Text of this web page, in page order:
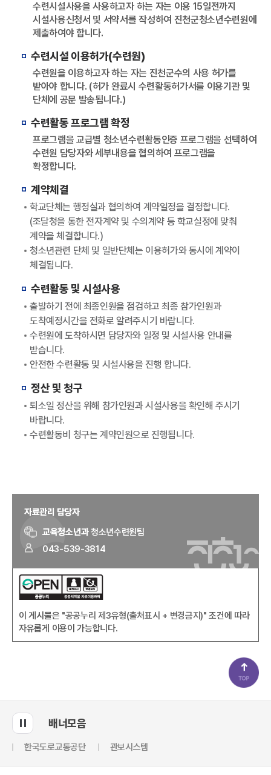
수련시설사용을 사용하고자 하는 자는 이용 15일전까지
시설사용신청서 및 서약서를 작성하여 진천군청소년수련원에
제출하여야 합니다.
수련시설 이용허가(수련원)
수련원을 이용하고자 하는 자는 진천군수의 사용 허가를
받아야 합니다. (허가 완료시 수련활동허가서를 이용기관 및
단체에 공문 발송됩니다.)
수련활동 프로그램 확정
프로그램을 교급별 청소년수련활동인증 프로그램을 선택하여
수련원 담당자와 세부내용을 협의하여 프로그램을
확정합니다.
계약체결
학교단체는 행정실과 협의하여 계약일정을 결정합니다.
(조달청을 통한 전자계약 및 수의계약 등 학교실정에 맞춰
계약을 체결합니다.)
청소년관련 단체 및 일반단체는 이용허가와 동시에 계약이
체결됩니다.
수련활동 및 시설사용
출발하기 전에 최종인원을 점검하고 최종 참가인원과
도착예정시간을 전화로 알려주시기 바랍니다.
수련원에 도착하시면 담당자와 일정 및 시설사용 안내를
받습니다.
안전한 수련활동 및 시설사용을 진행 합니다.
정산 및 청구
퇴소일 정산을 위해 참가인원과 시설사용을 확인해 주시기
바랍니다.
수련활동비 청구는 계약인원으로 진행됩니다.
자료관리 담당자
교육청소년과 청소년수련원팀
043-539-3814
이 게시물은 "공공누리 제3유형(출처표시 + 변경금지)" 조건에 따라
자유롭게 이용이 가능합니다.
배너모음
한국도로교통공단 관보시스템